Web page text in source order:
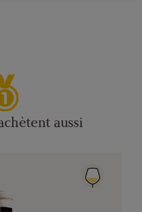
aussi